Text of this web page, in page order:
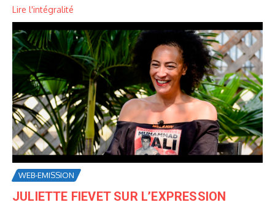
Lire l'intégralité
WEB-EMISSION
JULIETTE FIEVET SUR L’EXPRESSION